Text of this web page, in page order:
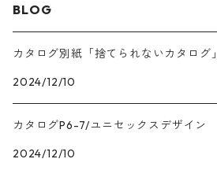
enren series/エンレン シリーズ
PEARL /パール
Tahiti pearl /タヒチパール
PEARL
BRACELET
iPhone12series
BLOG
カタログ別紙「捨てられないカタログ」
2024/12/10
カタログP6-7/ユニセックスデザイン
2024/12/10